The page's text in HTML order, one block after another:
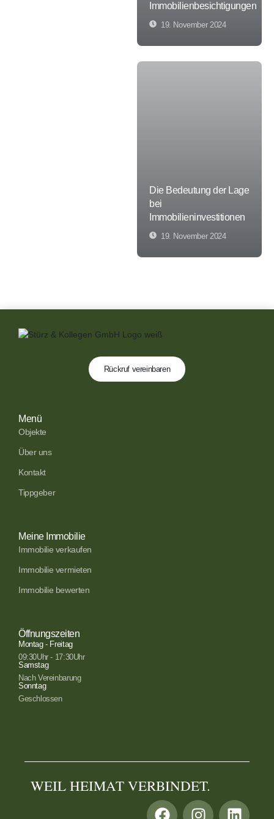
Immobilienbesichtigungen
19. November 2024
Die Bedeutung der Lage
bei
Immobilieninvestitionen
19. November 2024
Rückruf vereinbaren
Menü
Objekte
Über uns
Kontakt
Tippgeber
Meine Immobilie
Immobilie verkaufen
Immobilie vermieten
Immobilie bewerten
Öffnungszeiten
Montag - Freitag
09:30Uhr - 17:30Uhr
Samstag
Nach Vereinbarung
Sonntag
Geschlossen
WEIL HEIMAT VERBINDET.